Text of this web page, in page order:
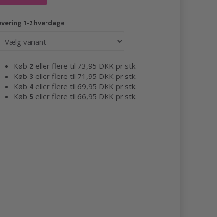
1-2 hverdage
Køb 2eller flere til 73,95 DKK pr stk.
Køb 3 eller flere til 71,95 DKK pr stk.
Køb 4eller flere til 69,95 DKK pr stk.
Køb 5 eller flere til 66,95 DKK pr stk.